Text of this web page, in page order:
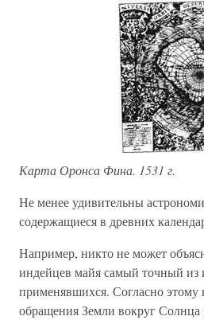
Карта Оронса Фина. 1531 г.
Не менее удивительны
содержащиеся в древних
Например, никто не может
индейцев майя самый точный из
применявшихся. Согласно этому
обращения Земли вокруг Солнца